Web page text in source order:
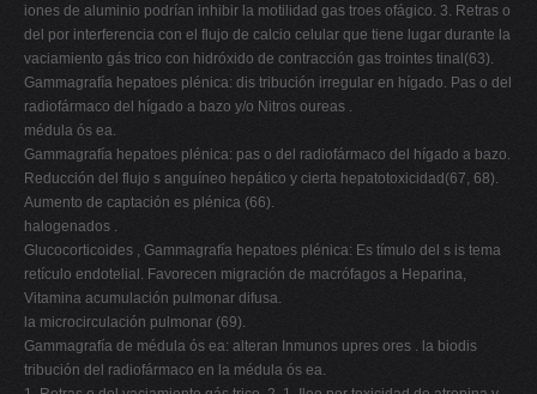
iones de aluminio podrían inhibir la motilidad gas troes ofágico. 3. Retras o
del por interferencia con el flujo de calcio celular que tiene lugar durante la
vaciamiento gás trico con hidróxido de contracción gas trointes tinal(63).
Gammagrafía hepatoes plénica: dis tribución irregular en hígado. Pas o del
radiofármaco del hígado a bazo y/o Nitros oureas .
médula ós ea.
Gammagrafía hepatoes plénica: pas o del radiofármaco del hígado a bazo.
Reducción del flujo s anguíneo hepático y cierta hepatotoxicidad(67, 68).
Aumento de captación es plénica (66).
halogenados .
Glucocorticoides , Gammagrafía hepatoes plénica: Es tímulo del s is tema
retículo endotelial. Favorecen migración de macrófagos a Heparina,
Vitamina acumulación pulmonar difusa.
la microcirculación pulmonar (69).
Gammagrafía de médula ós ea: alteran Inmunos upres ores . la biodis
tribución del radiofármaco en la médula ós ea.